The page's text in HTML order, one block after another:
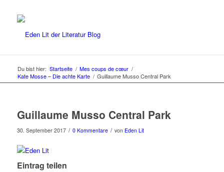
Du bist hier: Startseite / Mes coups de cœur /
Kate Mosse – Die achte Karte / Guillaume Musso Central Park
Guillaume Musso Central Park
30. September 2017 / 0 Kommentare / von Eden Lit
Eintrag teilen